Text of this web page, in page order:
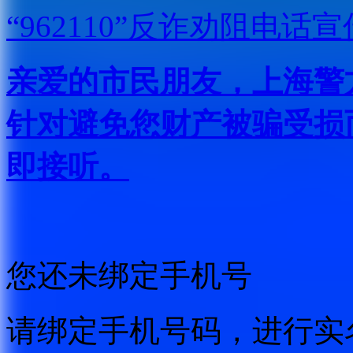
“962110”反诈劝阻电话宣
亲爱的市民朋友，上海
针对避免您财产被骗受
即接听。
您还未绑定手机号
请绑定手机号码，进行